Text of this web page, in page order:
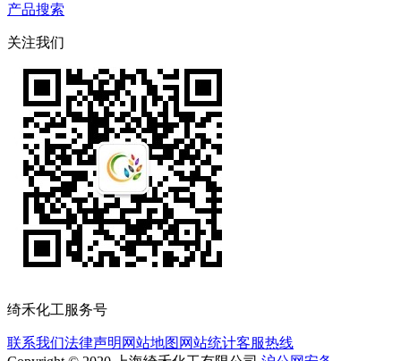
产品搜索
关注我们
绮禾化工服务号
联系我们法律声明 网站地图 网站统计客服热线